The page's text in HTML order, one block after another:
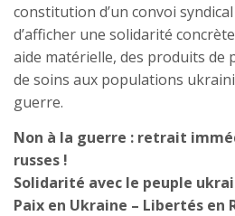
constitution d’un convoi
d’afficher une solidarité
aide matérielle, des produits de
de soins aux populations
guerre.
Non à la guerre : retrait
russes !
Solidarité avec le peuple
Paix en Ukraine – Libertés en